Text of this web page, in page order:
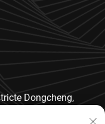
Dongcheng,